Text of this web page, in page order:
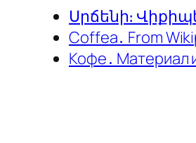
Սրճենի։
Coffea․ From
Кофе․ Материал